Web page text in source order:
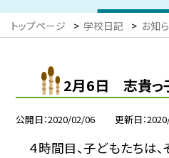
トップページ > 学校日記 > お知
2月6日 志貴っ
公開日 2020/02/06 更新日
４時間目、子どもたちは